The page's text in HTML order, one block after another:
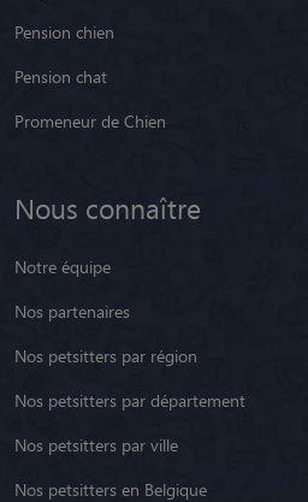
Pension chien
Pension chat
Promeneur de Chien
Nous connaître
Notre équipe
Nos partenaires
Nos petsitters par région
Nos petsitters par département
Nos petsitters par ville
Nos petsitters en Belgique